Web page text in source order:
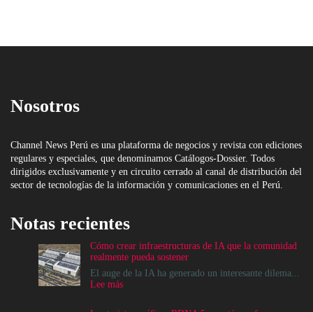
Nosotros
Channel News Perú es una plataforma de negocios y revista con ediciones
regulares y especiales, que denominamos Catálogos-Dossier. Todos
dirigidos exclusivamente y en circuito cerrado al canal de distribución del
sector de tecnologías de la información y comunicaciones en el Perú.
Notas recientes
Cómo crear infraestructuras de IA que la comunidad
realmente pueda sostener
El auge de la IA ha generado un interesante dilema...
Lee más: